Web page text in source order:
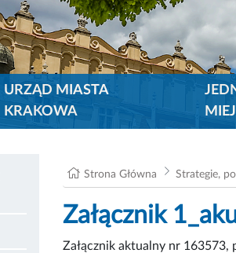
URZĄD MIASTA
KRAKOWA
Strona Główna Strategie,
Załącznik
Załącznik aktualny nr